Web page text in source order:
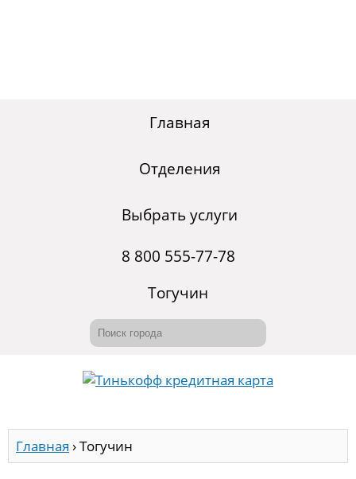
Главная
Отделения
Выбрать услуги
8 800 555-77-78
Тогучин
Главная ›Тогучин